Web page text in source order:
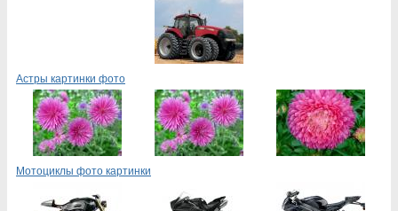
Астры картинки фото
Мотоциклы фото картинки